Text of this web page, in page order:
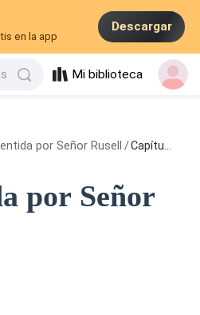
en la app
Descargar
Mi biblioteca
por Señor Rusell /Capítulo 1
por Señor